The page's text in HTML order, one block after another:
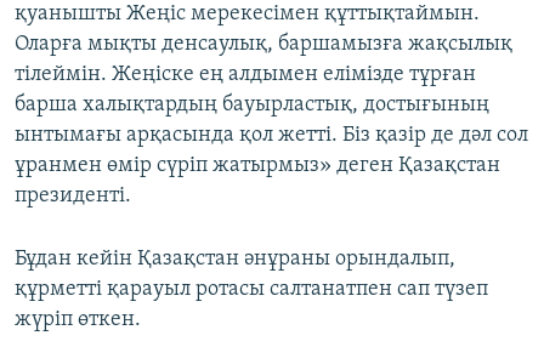
қуанышты Жеңіс мерекесімен құттықтаймын.
Оларға мықты денсаулық, баршамызға жақсылық
тілеймін. Жеңіске ең алдымен елімізде тұрған
барша халықтардың бауырластық, достығының
ынтымағы арқасында қол жетті. Біз қазір де дәл сол
ұранмен өмір сүріп жатырмыз» деген Қазақстан
президенті.
Бұдан кейін Қазақстан әнұраны орындалып,
құрметті қарауыл ротасы салтанатпен сап түзеп
жүріп өткен.